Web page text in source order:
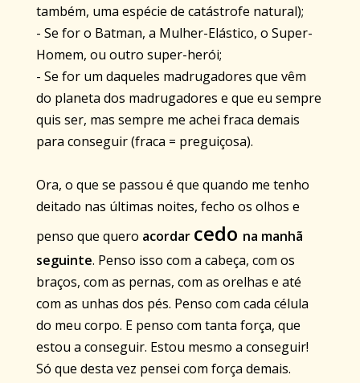
também, uma espécie de catástrofe natural);
- Se for o Batman, a Mulher-Elástico, o Super-
Homem, ou outro super-herói;
- Se for um daqueles madrugadores que vêm
do planeta dos madrugadores e que eu sempre
quis ser, mas sempre me achei fraca demais
para conseguir (fraca = preguiçosa).
Ora, o que se passou é que quando me tenho
deitado nas últimas noites, fecho os olhos e
penso que quero acordar cedo na manhã
seguinte. Penso isso com a cabeça, com os
braços, com as pernas, com as orelhas e até
com as unhas dos pés. Penso com cada célula
do meu corpo. E penso com tanta força, que
estou a conseguir. Estou mesmo a conseguir!
Só que desta vez pensei com força demais.